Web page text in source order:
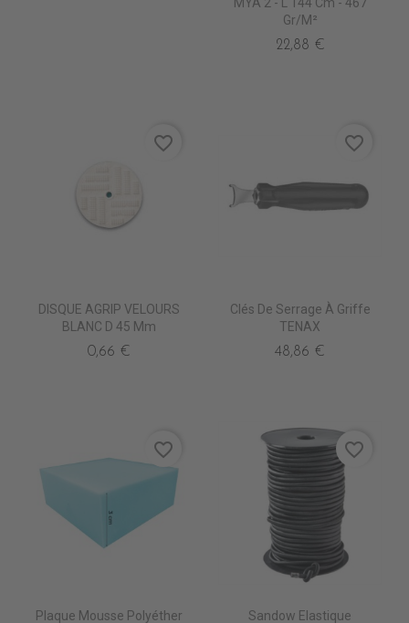
Gr/m²
22,88 €
DISQUE AGRIP VELOURS
BLANC D 45 Mm
0,66 €
favorite_border
Clés De Serrage À Griffe
TENAX
48,86 €
favorite_border
Plaque Mousse Polyéther
favorite_border
Sandow Elastique
favorite_border